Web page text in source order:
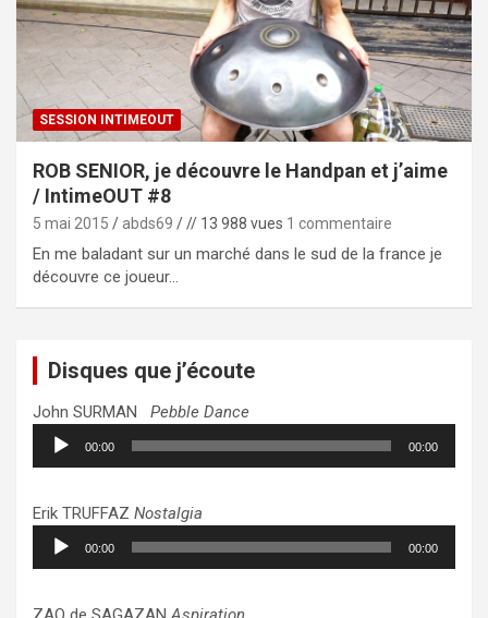
SESSION INTIMEOUT
ROB SENIOR, je découvre le Handpan et j’aime
/ IntimeOUT #8
5 mai 2015 abds69 // 13 988 vues 1 commentaire
En me baladant sur un marché dans le sud de la france je
découvre ce joueur…
Disques que j’écoute
John SURMAN Pebble Dance
Lecteur
audio
00:00 00:00
Erik TRUFFAZ Nostalgia
Lecteur
audio
00:00 00:00